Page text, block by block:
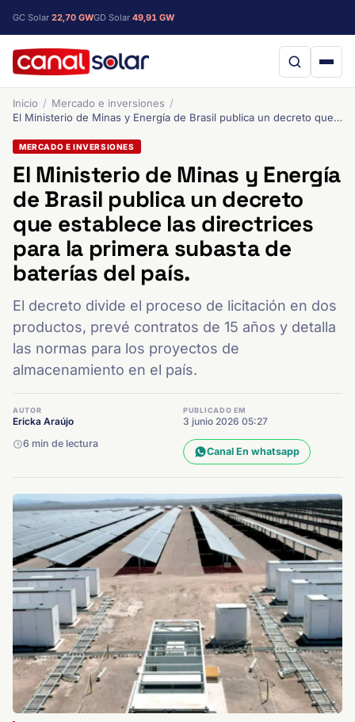
GC Solar 22,70 GWGD Solar 49,91 GW
Inicio
Mercado e inversiones
El Ministerio de Minas y Energía de Brasil publica un decreto que establece las directrices para la primera subasta de baterías del país.
MERCADO E INVERSIONES
El Ministerio de Minas y Energía
de Brasil publica un decreto
que establece las directrices
para la primera subasta de
baterías del país.
El decreto divide el proceso de licitación en dos
productos, prevé contratos de 15 años y detalla
las normas para los proyectos de
almacenamiento en el país.
AUTOR
Ericka Araújo
PUBLICADO EM
3 junio 2026 05:27
6 min de lectura
Canal En whatsapp